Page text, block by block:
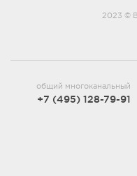
2023 ©
общий многоканальный
+7 (495) 128-79-91